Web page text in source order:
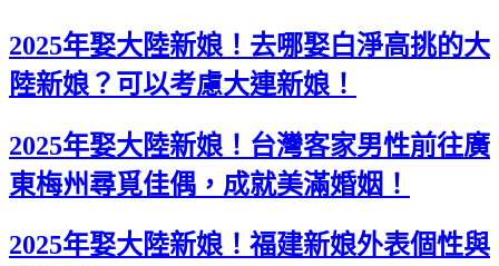
2025年娶大陸新娘！去哪娶白淨高挑的大
陸新娘？可以考慮大連新娘！
2025年娶大陸新娘！台灣客家男性前往廣
東梅州尋覓佳偶，成就美滿婚姻！
2025年娶大陸新娘！福建新娘外表個性與